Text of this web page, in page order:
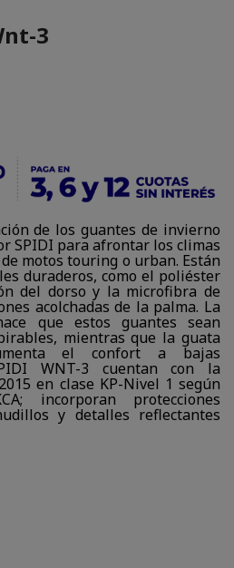
3
de los guantes de invierno
SPIDI para afrontar los climas
motos touring o urban. Están
duraderos, como el poliéster
del dorso y la microfibra de
acolchadas de la palma. La
que estos guantes sean
mientras que la guata
el confort a bajas
WNT-3 cuentan con la
en clase KP-Nivel 1 según
incorporan protecciones
y detalles reflectantes